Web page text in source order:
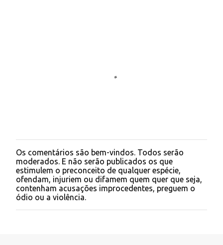
P
o
s
t
a
r
u
Os comentários são bem-vindos. Todos serão
moderados. E não serão publicados os que
estimulem o preconceito de qualquer espécie,
ofendam, injuriem ou difamem quem quer que seja,
contenham acusações improcedentes, preguem o
ódio ou a violência.